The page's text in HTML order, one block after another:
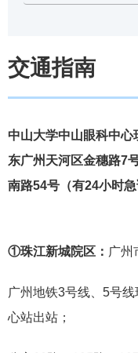
交通指南
中山大学中山眼科中
东广州天河区金穗路7
南路54号（有24小时急
①珠江新城院区： 广州
广州地铁3号线、5号
心站出站；